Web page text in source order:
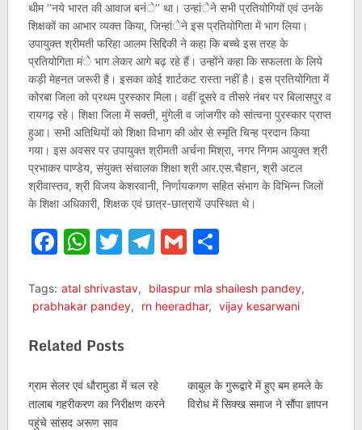
थीम ‘‘नये भारत की आवाज बनंे’’ था। उन्हांेने सभी प्रतियोगियों एवं उनके
शिक्षकों का आभार व्यक्त किया, जिन्हांेने इस प्रतियोगिता में भाग लिया।
उपायुक्त श्रीमती फरिहा आलम सिद्दिकी ने कहा कि बच्चे इस तरह के
प्रतियोगिता मंे भाग लेकर आगे बढ़ रहे हैं। उन्होंने कहा कि सफलता के लिये
कड़ी मेहनत जरूरी है। इसका कोई शार्टकट रास्ता नहीं है। इस प्रतियोगिता में
कोरबा जिला को प्रथम पुरस्कार मिला। वहीं दूसरे व तीसरे नंबर पर बिलासपुर व
रायगढ़ रहे। शिक्षा जिला में सक्ती, मुंगेली व जांजगीर को सांत्वना पुरस्कार प्राप्त
हुआ। सभी अतिथियों को शिक्षा विभाग की ओर से स्मृति चिन्ह प्रदान किया
गया। इस अवसर पर उपायुक्त श्रीमती अर्चना मिश्रा, नगर निगम आयुक्त श्री
प्रभाकर पाण्डेय, संयुक्त संचालक शिक्षा श्री आर.एस.चैहान, श्री अटल
श्रीवास्तव, श्री विजय केशरवानी, निर्णायकगण सहित संभाग के विभिन्न जिलों
के शिक्षा अधिकारी, शिक्षक एवं छात्र-छात्रायें उपस्थित थे।
Facebook
WhatsApp
Twitter
Telegram
GmailShare
Tags: atal shrivastav, bilaspur mla shailesh pandey,
prabhakar pandey, rn heeradhar, vijay kesarwani
Related Posts
ग्राम सेलर एवं धौरामुडा में चल रहे
तालाब गहरीकरण का निरीक्षण करने
पहुंचे सांसद अरूण साव
काबुल के गुरूद्वारे में हुए बम हमले के
विरोध में सिक्ख समाज ने सौंपा ज्ञापन